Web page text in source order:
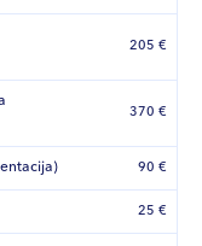
205 €
370 €
90 €
25 €